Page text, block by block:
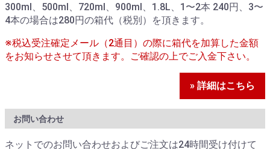
300ml、500ml、720ml、900ml、1.8L、1〜2本 240円、3〜
4本の場合は280円の箱代（税別）を頂きます。
※税込受注確定メール（2通目）の際に箱代を加算した金額
をお知らせさせて頂きます。ご確認の上でご入金下さい。
» 詳細はこちら
お問い合わせ
ネットでのお問い合わせおよびご注文は24時間受け付けて